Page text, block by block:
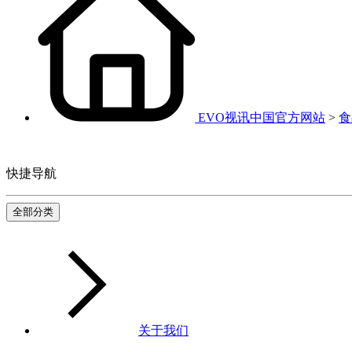
EVO视讯中国官方网站 >
快捷导航
全部分类
关于我们